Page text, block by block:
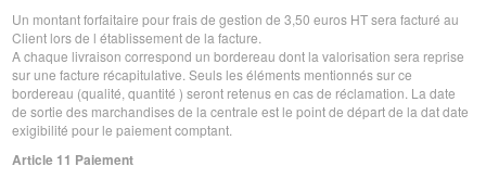
Un montant forfaitaire pour frais de gestion de 3,50 euros HT sera facturé au
Client lors de l établissement de la facture.
A chaque livraison correspond un bordereau dont la valorisation sera reprise
sur une facture récapitulative. Seuls les éléments mentionnés sur ce
bordereau (qualité, quantité ) seront retenus en cas de réclamation. La date
de sortie des marchandises de la centrale est le point de départ de la dat date
exigibilité pour le paiement comptant.
Article 11 Paiement